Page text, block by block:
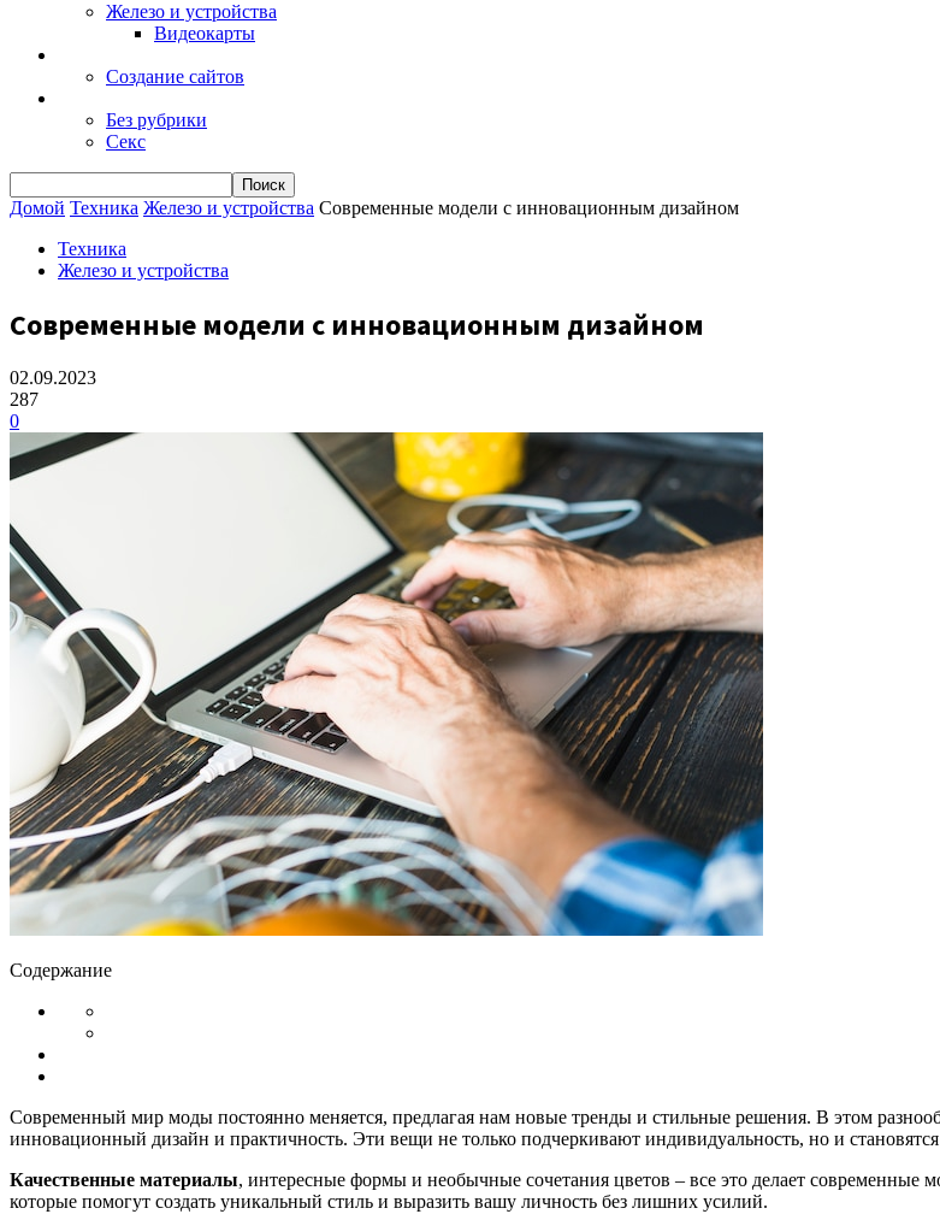
Железо и устройства
Видеокарты
Создание сайтов
Без рубрики
Секс
Домой Техника Железо и устройства Современные модели с инновационным дизайном
Техника
Железо и устройства
Современные модели с инновационным дизайном
02.09.2023
287
0
Содержание
Современный мир моды постоянно меняется, предлагая нам новые тренды и стильные решения. В этом
инновационный дизайн и практичность. Эти вещи не только подчеркивают индивидуальность, но и
Качественные материалы, интересные формы и необычные сочетания цветов – все это делает
которые помогут создать уникальный стиль и выразить вашу личность без лишних усилий.